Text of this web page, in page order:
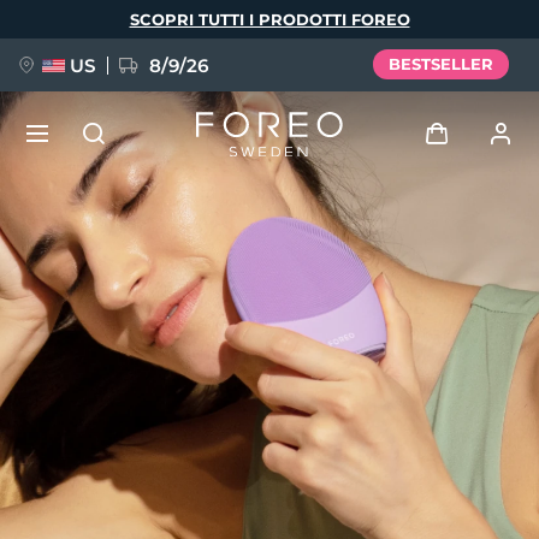
SCOPRI TUTTI I PRODOTTI FOREO
US 8/9/26 BESTSELLER
Profilo utente
I miei dispositivi
I miei ordini
I miei indirizzi
I miei abbonamenti
NUOVO
FAQ™ Pure Beauty-Tech Elixir
BREAKING NEWS
issa™ Teeth Whitening Set
Lingua
English Deutsch
Español
Français
Italiano
Português
Svenska
Русский
Türkçe
简体中文 繁體中文